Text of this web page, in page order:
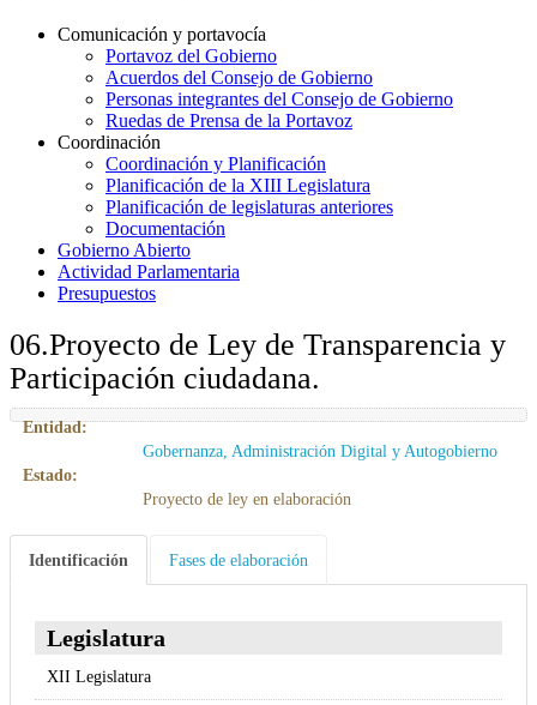
Comunicación y portavocía
Portavoz del Gobierno
Acuerdos del Consejo de Gobierno
Personas integrantes del Consejo de Gobierno
Ruedas de Prensa de la Portavoz
Coordinación
Coordinación y Planificación
Planificación de la XIII Legislatura
Planificación de legislaturas anteriores
Documentación
Gobierno Abierto
Actividad Parlamentaria
Presupuestos
06.Proyecto de Ley de Transparencia y
Participación ciudadana.
Entidad:
Gobernanza, Administración Digital y Autogobierno
Estado:
Proyecto de ley en elaboración
Identificación Fases de elaboración
Legislatura
XII Legislatura